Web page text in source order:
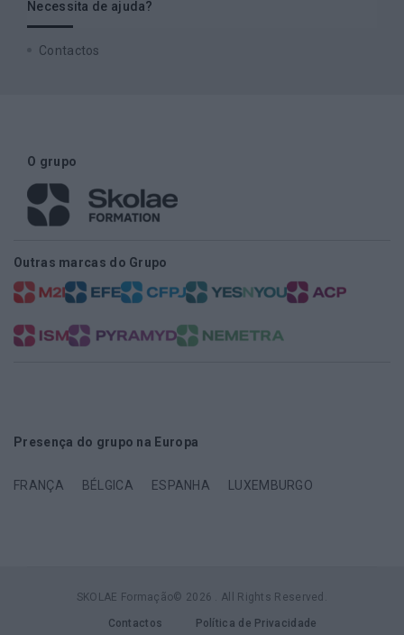
Necessita de ajuda?
Contactos
O grupo
Outras marcas do Grupo
Presença do grupo na Europa
FRANÇA BÉLGICA ESPANHA LUXEMBURGO
SKOLAE Formação© 2026 . All Rights Reserved.
Contactos Política de Privacidade